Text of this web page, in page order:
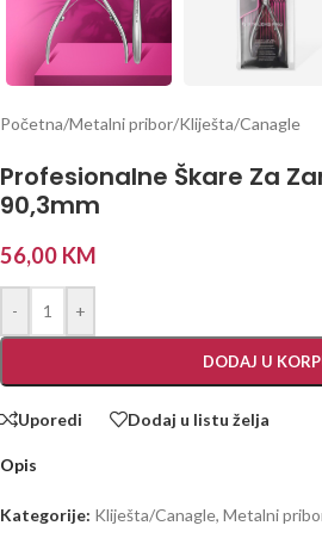
Početna/Metalni pribor/Kliješta/Canagle
Profesionalne Škare Za
90,3mm
56,00 KM
- +
DODAJ U
Uporedi Dodaj u listu želja
Opis
Kategorije: Kliješta/Canagle, Metalni